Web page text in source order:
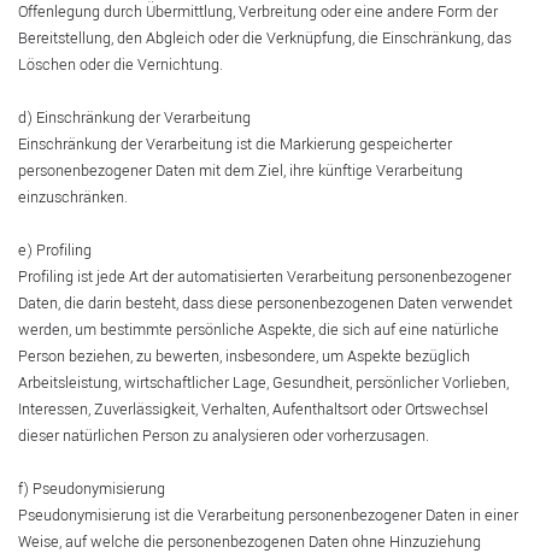
Offenlegung durch Übermittlung, Verbreitung oder eine andere Form der
Bereitstellung, den Abgleich oder die Verknüpfung, die Einschränkung, das
Löschen oder die Vernichtung.
d) Einschränkung der Verarbeitung
Einschränkung der Verarbeitung ist die Markierung gespeicherter
personenbezogener Daten mit dem Ziel, ihre künftige Verarbeitung
einzuschränken.
e) Profiling
Profiling ist jede Art der automatisierten Verarbeitung personenbezogener
Daten, die darin besteht, dass diese personenbezogenen Daten verwendet
werden, um bestimmte persönliche Aspekte, die sich auf eine natürliche
Person beziehen, zu bewerten, insbesondere, um Aspekte bezüglich
Arbeitsleistung, wirtschaftlicher Lage, Gesundheit, persönlicher Vorlieben,
Interessen, Zuverlässigkeit, Verhalten, Aufenthaltsort oder Ortswechsel
dieser natürlichen Person zu analysieren oder vorherzusagen.
f) Pseudonymisierung
Pseudonymisierung ist die Verarbeitung personenbezogener Daten in einer
Weise, auf welche die personenbezogenen Daten ohne Hinzuziehung